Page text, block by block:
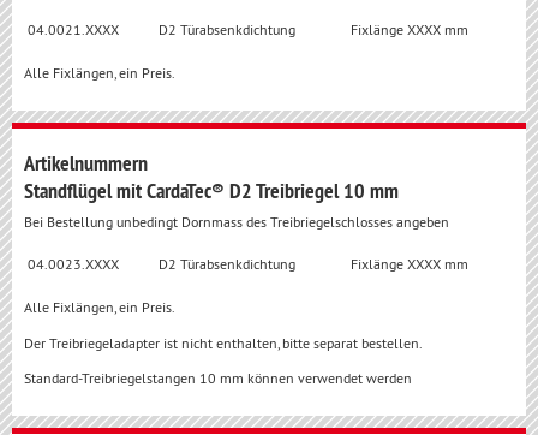
04.0021.XXXX D2 Türabsenkdichtung Fixlänge XXXX mm
Alle Fixlängen, ein Preis.
Artikelnummern
Standflügel mit CardaTec® D2 Treibriegel 10 mm
Bei Bestellung unbedingt Dornmass des Treibriegelschlosses angeben
04.0023.XXXX D2 Türabsenkdichtung Fixlänge XXXX mm
Alle Fixlängen, ein Preis.
Der Treibriegeladapter ist nicht enthalten, bitte separat bestellen.
Standard-Treibriegelstangen 10 mm können verwendet werden